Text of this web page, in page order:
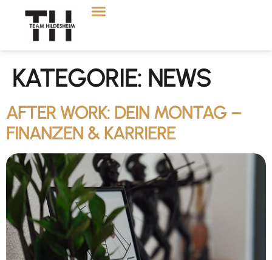
KATEGORIE: NEWS
AFTER WORK: DEIN MONTAG –
FINANZEN & KARRIERE